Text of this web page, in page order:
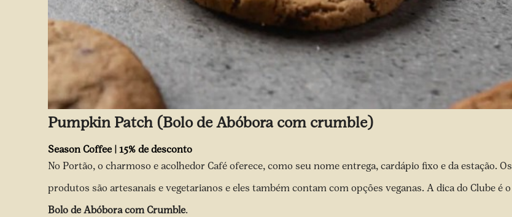
Pumpkin Patch (Bolo de Abóbora com crumble)
Season Coffee | 15% de desconto
No Portão, o charmoso e acolhedor Café oferece, como seu nome entrega, cardápio fixo e da estação. Os
produtos são artesanais e vegetarianos e eles também contam com opções veganas. A dica do Clube é o
Bolo de Abóbora com Crumble.